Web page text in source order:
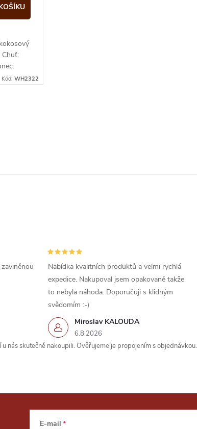
Chuť:
Kód: WH2322
Miroslav KALOUDA
6.8.2026
Nabídka kvalitních produktů a velmi rychlá
expedice. Nakupoval jsem opakovaně takže
to nebyla náhoda. Doporučuji s klidným
svědomím :-)
nás skutečně nakoupili. Ověřujeme je propojením s objednávkou.
E-mail